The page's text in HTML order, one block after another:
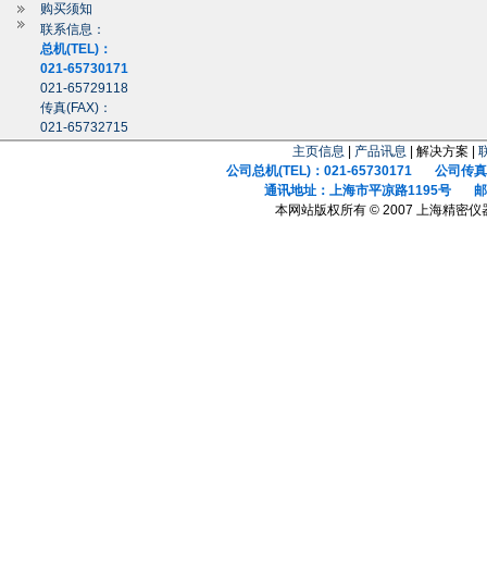
购买须知
联系信息：
总机(TEL)：
021-65730171
021-65729118
传真(FAX)：
021-65732715
主页信息
产品讯息 | 解决方案 |
公司总机(TEL)：021-65730171 公司传真
通讯地址：上海市平凉路1195号 邮
本网站版权所有 © 2007 上海精密仪